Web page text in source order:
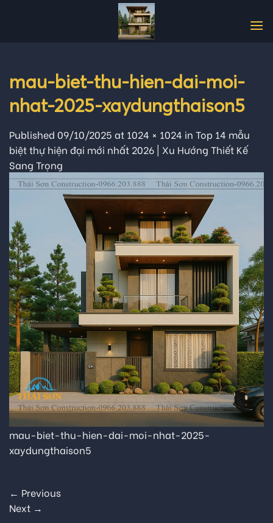
mau-biet-thu-hien-dai-moi-
nhat-2025-xaydungthaison5
Published 09/10/2025 at 1024 × 1024 in Top 14 mẫu
biệt thự hiện đại mới nhất 2026 | Xu Hướng Thiết Kế
Sang Trọng
mau-biet-thu-hien-dai-moi-nhat-2025-
xaydungthaison5
← Previous
Next →